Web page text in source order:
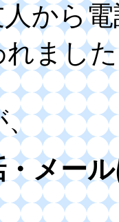
から
まし
、
メー